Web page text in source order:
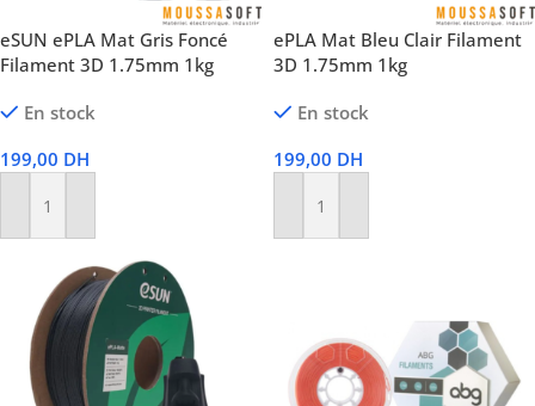
eSUN ePLA Mat Gris Foncé
Filament 3D 1.75mm 1kg
En stock
199,00 DH
Ajouter Au Panier
ePLA Mat Bleu Clair Filament
3D 1.75mm 1kg
En stock
199,00 DH
Ajouter Au Panier